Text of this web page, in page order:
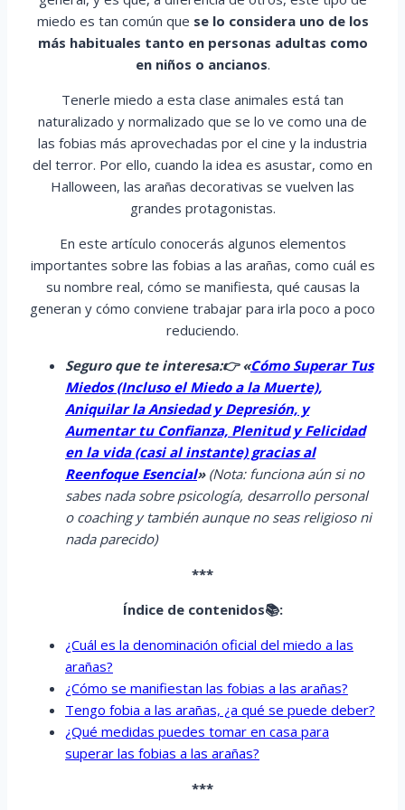
miedo es tan común que se lo considera uno de los
más habituales tanto en personas adultas como
en niños o ancianos.
Tenerle miedo a esta clase animales está tan
naturalizado y normalizado que se lo ve como una de
las fobias más aprovechadas por el cine y la industria
del terror. Por ello, cuando la idea es asustar, como en
Halloween, las arañas decorativas se vuelven las
grandes protagonistas.
En este artículo conocerás algunos elementos
importantes sobre las fobias a las arañas, como cuál es
su nombre real, cómo se manifiesta, qué causas la
generan y cómo conviene trabajar para irla poco a poco
reduciendo.
Seguro que te interesa:👉 «Cómo Superar Tus
Miedos (Incluso el Miedo a la Muerte),
Aniquilar la Ansiedad y Depresión, y
Aumentar tu Confianza, Plenitud y Felicidad
en la vida (casi al instante) gracias al
Reenfoque Esencial» (Nota: funciona aún si no
sabes nada sobre psicología, desarrollo personal
o coaching y también aunque no seas religioso ni
nada parecido)
***
Índice de contenidos📚:
¿Cuál es la denominación oficial del miedo a las
arañas?
¿Cómo se manifiestan las fobias a las arañas?
Tengo fobia a las arañas, ¿a qué se puede deber?
¿Qué medidas puedes tomar en casa para
superar las fobias a las arañas?
***